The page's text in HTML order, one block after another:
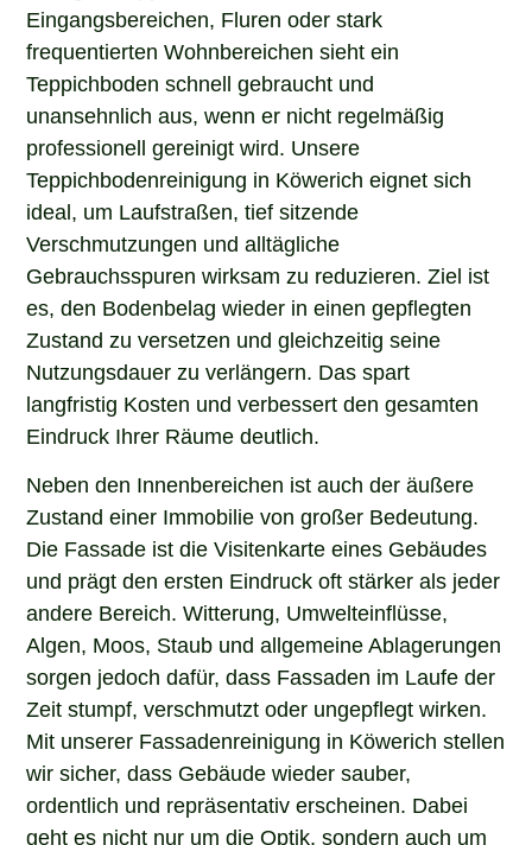
Eingangsbereichen, Fluren oder stark
frequentierten Wohnbereichen sieht ein
Teppichboden schnell gebraucht und
unansehnlich aus, wenn er nicht regelmäßig
professionell gereinigt wird. Unsere
Teppichbodenreinigung in Köwerich eignet sich
ideal, um Laufstraßen, tief sitzende
Verschmutzungen und alltägliche
Gebrauchsspuren wirksam zu reduzieren. Ziel ist
es, den Bodenbelag wieder in einen gepflegten
Zustand zu versetzen und gleichzeitig seine
Nutzungsdauer zu verlängern. Das spart
langfristig Kosten und verbessert den gesamten
Eindruck Ihrer Räume deutlich.
Neben den Innenbereichen ist auch der äußere
Zustand einer Immobilie von großer Bedeutung.
Die Fassade ist die Visitenkarte eines Gebäudes
und prägt den ersten Eindruck oft stärker als jeder
andere Bereich. Witterung, Umwelteinflüsse,
Algen, Moos, Staub und allgemeine Ablagerungen
sorgen jedoch dafür, dass Fassaden im Laufe der
Zeit stumpf, verschmutzt oder ungepflegt wirken.
Mit unserer Fassadenreinigung in Köwerich stellen
wir sicher, dass Gebäude wieder sauber,
ordentlich und repräsentativ erscheinen. Dabei
geht es nicht nur um die Optik, sondern auch um